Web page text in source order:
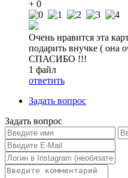
+ 0
Очень нравится эта
подарить внучке ( она
СПАСИБО !!!
1 файл
ответить
Задать вопрос
Задать вопрос